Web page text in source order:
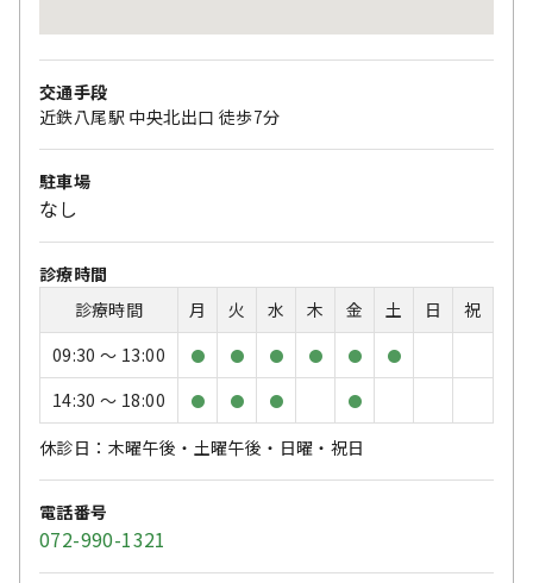
交通手段
近鉄八尾駅 中央北出口 徒歩7分
駐車場
なし
診療時間
診療時間
月 火 水 木 金 土 日
祝
09:30 〜 13:00
● ● ● ● ● ●
14:30 〜 18:00 ● ● ● ●
休診日：木曜午後・土曜午後・日曜・祝日
電話番号
072-990-1321